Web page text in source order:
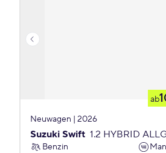
ab
Neuwagen | 2026
Suzuki Swift 1.2 HYBRID
Benzin